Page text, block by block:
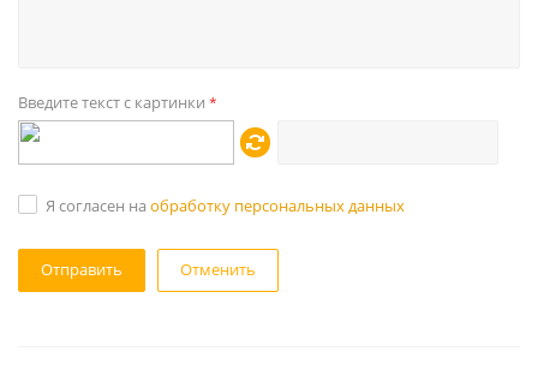
Введите текст с картинки *
Я согласен на обработку персональных данных
Отменить